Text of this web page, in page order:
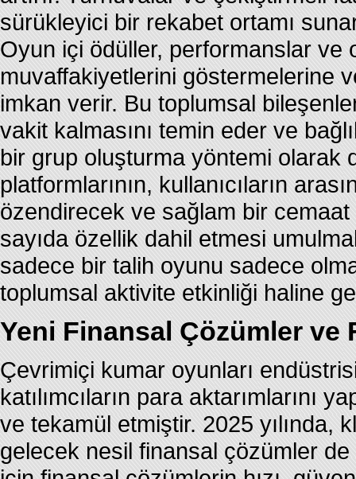
sürükleyici bir rekabet ortamı
Oyun içi ödüller, performanslar ve
muvaffakiyetlerini göstermelerine
imkan verir. Bu toplumsal
vakit kalmasını temin eder ve
bir grup oluşturma yöntemi olarak
platformlarının, kullanıcıların
özendirecek ve sağlam bir
sayıda özellik dahil etmesi
sadece bir talih oyunu sadece
toplumsal aktivite etkinliği haline
Yeni Finansal Çözümler ve
Çevrimiçi kumar oyunları
katılımcıların para aktarımlarını
ve tekamül etmiştir. 2025 yılında,
gelecek nesil finansal çözümler de